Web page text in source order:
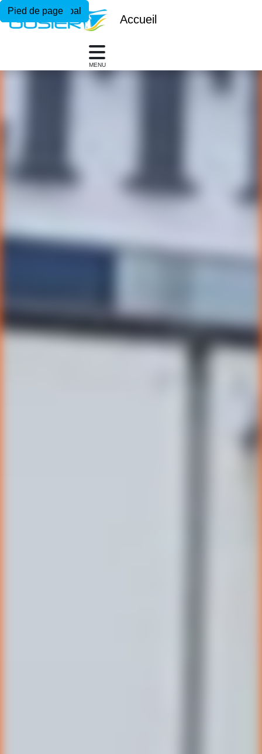
Menu principal
Contenu principal
Pied de page
Accueil
MENU